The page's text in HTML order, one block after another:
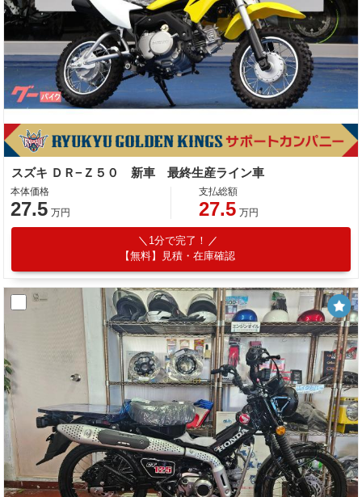
スズキ ＤＲ−Ｚ５０ 新車 最終生産ライン車
本体価格
27.5 万円
支払総額
27.5 万円
1分で完了！
【無料】見積・在庫確認